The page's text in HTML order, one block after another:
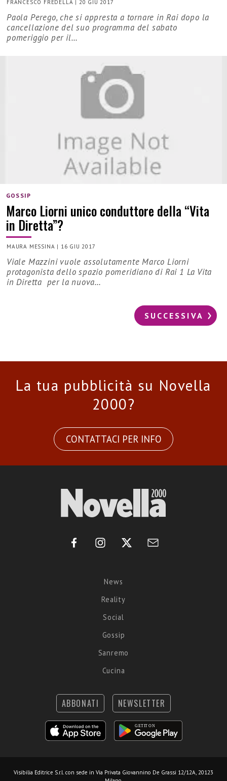
FRANCESCO FREDELLA | 20 GIU 2017
Paola Perego, che si appresta a tornare in Rai dopo la
cancellazione del suo programma del sabato
pomeriggio per il…
GOSSIP
Marco Liorni unico conduttore della “Vita
in Diretta”?
MAURA MESSINA | 16 GIU 2017
Viale Mazzini vuole assolutamente Marco Liorni
protagonista dello spazio pomeridiano di Rai 1 La Vita
in Diretta per la nuova…
SUCCESSIVA
La tua pubblicità su Novella
2000?
CONTATTACI PER INFO
News
Reality
Social
Gossip
Sanremo
Cucina
ABBONATI NEWSLETTER
Visibilia Editrice S.r.l. con sede in Via Privata Giovannino De Grassi 12/12A, 20123